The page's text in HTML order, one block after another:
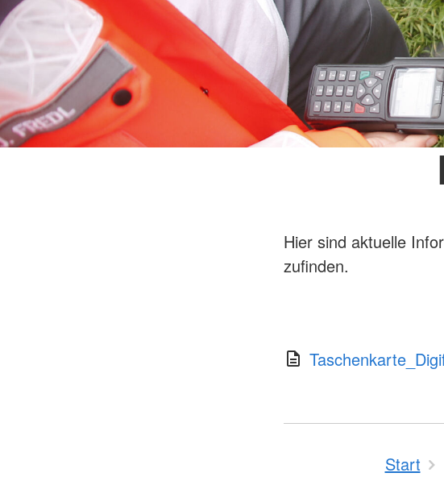
Motorrad (KRAD)
All-Terrain-Vehicle (ATV)
Historische Fahrzeuge
Hier sind aktuelle
zufinden.
Start